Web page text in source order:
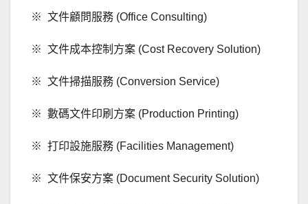
※ 文件顧問服務 (Office Consulting)
※ 文件成本控制方案 (Cost Recovery Solution)
※ 文件掃描服務 (Conversion Service)
※ 數碼文件印刷方案 (Production Printing)
※ 打印設施服務 (Facilities Management)
※ 文件保安方案 (Document Security Solution)